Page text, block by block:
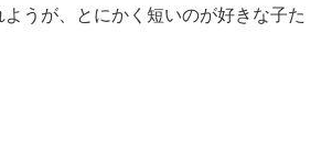
うが、とにかく短いのが好きな子た